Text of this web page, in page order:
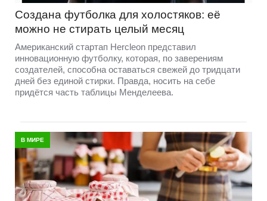
Создана футболка для холостяков: её
можно не стирать целый месяц
Американский стартап Hercleon представил
инновационную футболку, которая, по заверениям
создателей, способна оставаться свежей до тридцати
дней без единой стирки. Правда, носить на себе
придётся часть таблицы Менделеева.
В МИРЕ